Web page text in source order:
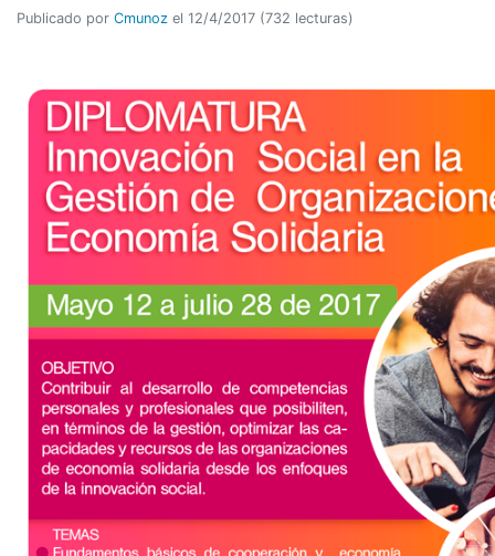
Publicado por Cmunoz el 12/4/2017 (732 lecturas)